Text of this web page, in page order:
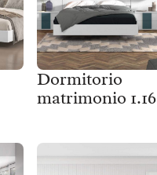
Dormitorio
matrimonio 1.16